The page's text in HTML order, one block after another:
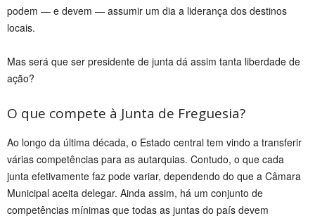
podem — e devem — assumir um dia a liderança dos destinos
locais.
Mas será que ser presidente de junta dá assim tanta liberdade de
ação?
O que compete à Junta de Freguesia?
Ao longo da última década, o Estado central tem vindo a transferir
várias competências para as autarquias. Contudo, o que cada
junta efetivamente faz pode variar, dependendo do que a Câmara
Municipal aceita delegar. Ainda assim, há um conjunto de
competências mínimas que todas as juntas do país devem